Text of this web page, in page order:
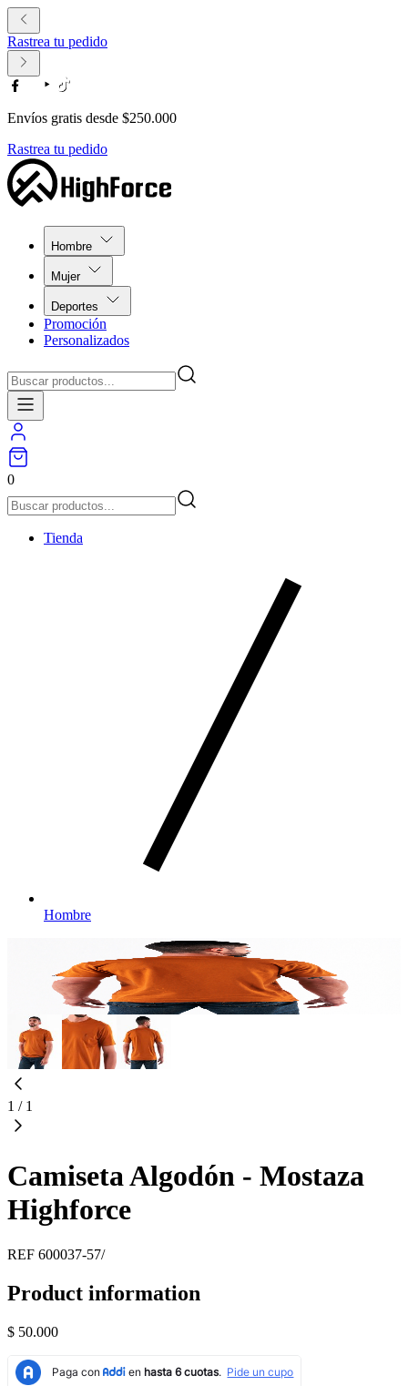
Rastrea tu pedido
Envíos gratis desde $250.000
Rastrea tu pedido
Hombre
Mujer
Deportes
Promoción
Personalizados
0
Tienda
Hombre
1 / 1
Camiseta Algodón - Mostaza
Highforce
REF 600037-57/
Product information
$ 50.000